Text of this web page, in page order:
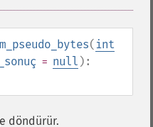
( int
= null ):
döndürür.